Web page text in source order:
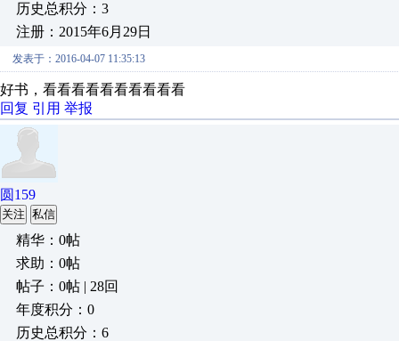
历史总积分：3
注册：2015年6月29日
发表于：2016-04-07 11:35:13
好书，看看看看看看看看看看
回复 引用 举报
圆159
关注 私信
精华：0帖
求助：0帖
帖子：0帖 | 28回
年度积分：0
历史总积分：6